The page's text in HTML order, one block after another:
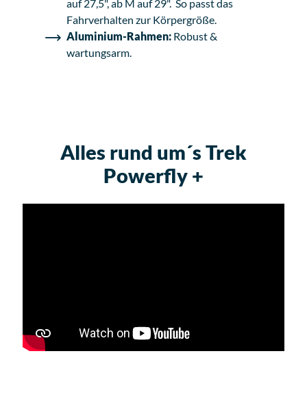
auf 27,5", ab M auf 29". So passt das
Fahrverhalten zur Körpergröße.
Aluminium-Rahmen: Robust &
wartungsarm.
Alles rund um´s Trek
Powerfly +